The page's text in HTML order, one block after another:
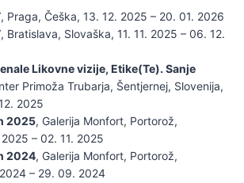
, Praga, Češka, 13. 12. 2025 – 20. 01. 2026
, Bratislava, Slovaška, 11. 11. 2025 – 06. 12.
Likovne vizije, Etike(Te). Sanje
Primoža Trubarja, Šentjernej, Slovenija,
2025
2025, Galerija Monfort, Portorož,
– 02. 11. 2025
2024, Galerija Monfort, Portorož,
– 29. 09. 2024